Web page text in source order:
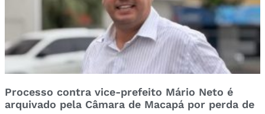
Processo contra vice-prefeito Mário Neto é
arquivado pela Câmara de Macapá por perda de